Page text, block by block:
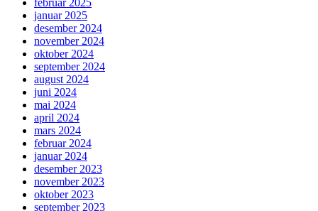
januar 2025
desember 2024
november 2024
oktober 2024
september 2024
august 2024
juni 2024
mai 2024
april 2024
mars 2024
februar 2024
januar 2024
desember 2023
november 2023
oktober 2023
september 2023